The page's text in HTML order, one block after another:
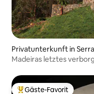
Privatunterkunft in
Madeiras letztes
Gäste-Favorit